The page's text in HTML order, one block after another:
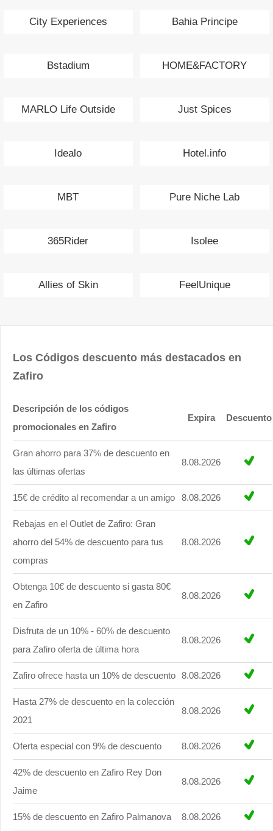
City Experiences Bahia Principe
Bstadium HOME&FACTORY
MARLO Life Outside Just Spices
Idealo Hotel.info
MBT Pure Niche Lab
365Rider Isolee
Allies of Skin FeelUnique
Los Códigos descuento más destacados en
Zafiro
Descripción de los códigos
promocionales en Zafiro
Expira Descuento
Gran ahorro para 37% de descuento en
las últimas ofertas
8.08.2026
15€ de crédito al recomendar a un amigo 8.08.2026
Rebajas en el Outlet de Zafiro: Gran
ahorro del 54% de descuento para tus
compras
8.08.2026
Obtenga 10€ de descuento si gasta 80€
en Zafiro
8.08.2026
Disfruta de un 10% - 60% de descuento
para Zafiro oferta de última hora
8.08.2026
Zafiro ofrece hasta un 10% de descuento 8.08.2026
Hasta 27% de descuento en la colección
2021
8.08.2026
Oferta especial con 9% de descuento 8.08.2026
42% de descuento en Zafiro Rey Don
Jaime
8.08.2026
15% de descuento en Zafiro Palmanova 8.08.2026